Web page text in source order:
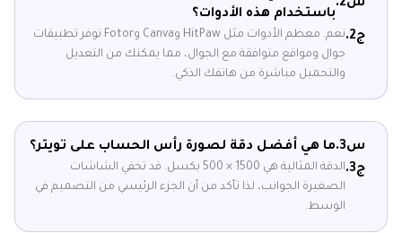
س2.
باستخدام هذه الأدوات؟
ج2.
نعم. معظم الأدوات مثل HitPaw وCanva وFotor توفر تطبيقات
جوال ومواقع متوافقة مع الجوال، مما يمكنك من التعديل
والتحميل مباشرة من هاتفك الذكي.
س3.
ما هي أفضل دقة لصورة رأس الحساب على تويتر؟
ج3.
الدقة المثالية هي 1500 × 500 بكسل. قد تخفي الشاشات
الصغيرة الجوانب، لذا تأكد من أن الجزء الرئيسي من التصميم في
الوسط.